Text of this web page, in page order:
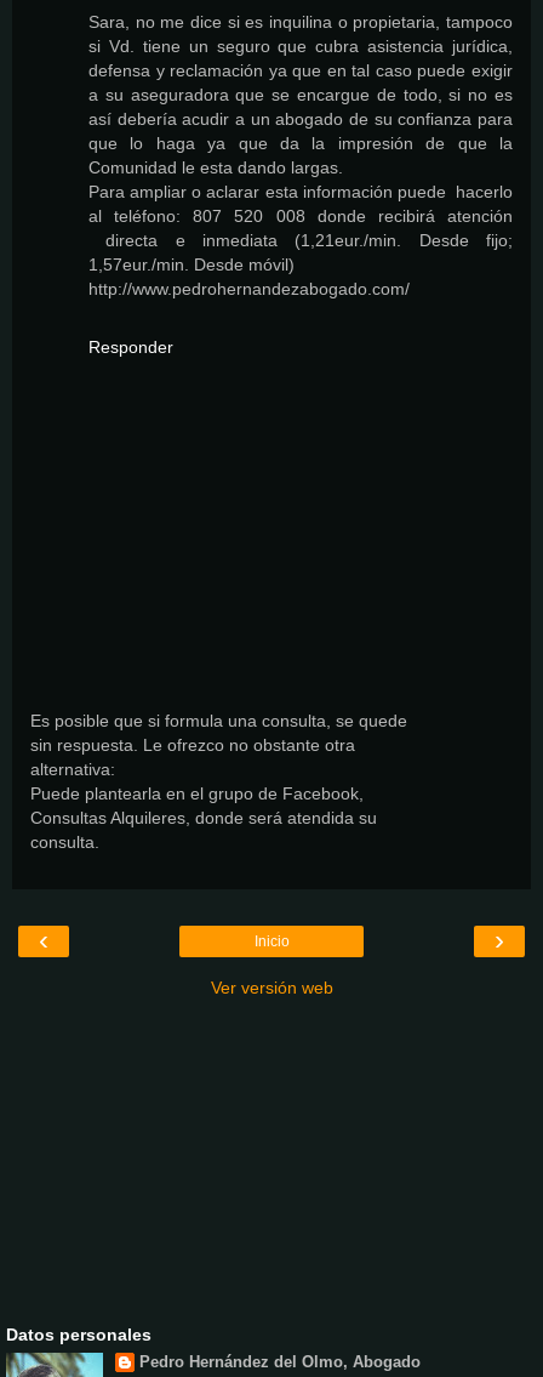
Sara, no me dice si es inquilina o propietaria, tampoco
si Vd. tiene un seguro que cubra asistencia jurídica,
defensa y reclamación ya que en tal caso puede exigir
a su aseguradora que se encargue de todo, si no es
así debería acudir a un abogado de su confianza para
que lo haga ya que da la impresión de que la
Comunidad le esta dando largas.
Para ampliar o aclarar esta información puede hacerlo
al teléfono: 807 520 008 donde recibirá atención
directa e inmediata (1,21eur./min. Desde fijo;
1,57eur./min. Desde móvil)
http://www.pedrohernandezabogado.com/
Responder
Es posible que si formula una consulta, se quede
sin respuesta. Le ofrezco no obstante otra
alternativa:
Puede plantearla en el grupo de Facebook,
Consultas Alquileres, donde será atendida su
consulta.
‹ ›
Inicio
Ver versión web
Datos personales
Pedro Hernández del Olmo, Abogado